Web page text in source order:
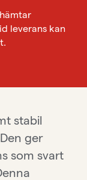
leverans kan
stabil
ger
som svart